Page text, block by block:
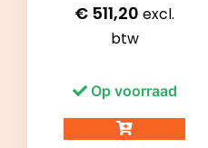
€ 511,20 excl.
btw
Op voorraad